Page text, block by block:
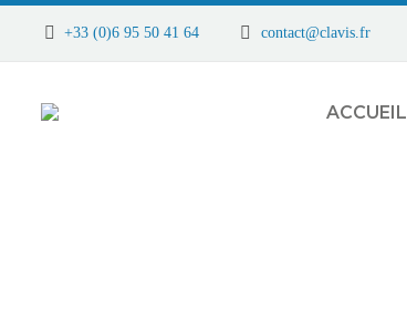
+33 (0)6 95 50 41 64 contact@clavis.fr
ACCUEIL